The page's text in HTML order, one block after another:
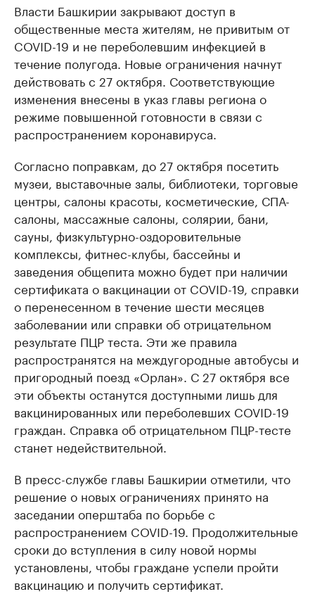
Власти Башкирии закрывают доступ в
общественные места жителям, не привитым от
COVID-19 и не переболевшим инфекцией в
течение полугода. Новые ограничения начнут
действовать с 27 октября. Соответствующие
изменения внесены в указ главы региона о
режиме повышенной готовности в связи с
распространением коронавируса.
Согласно поправкам, до 27 октября посетить
музеи, выставочные залы, библиотеки, торговые
центры, салоны красоты, косметические, СПА-
салоны, массажные салоны, солярии, бани,
сауны, физкультурно-оздоровительные
комплексы, фитнес-клубы, бассейны и
заведения общепита можно будет при наличии
сертификата о вакцинации от COVID-19, справки
о перенесенном в течение шести месяцев
заболевании или справки об отрицательном
результате ПЦР теста. Эти же правила
распространятся на междугородные автобусы и
пригородный поезд «Орлан». С 27 октября все
эти объекты останутся доступными лишь для
вакцинированных или переболевших COVID-19
граждан. Справка об отрицательном ПЦР-тесте
станет недействительной.
В пресс-службе главы Башкирии отметили, что
решение о новых ограничениях принято на
заседании оперштаба по борьбе с
распространением COVID-19. Продолжительные
сроки до вступления в силу новой нормы
установлены, чтобы граждане успели пройти
вакцинацию и получить сертификат.